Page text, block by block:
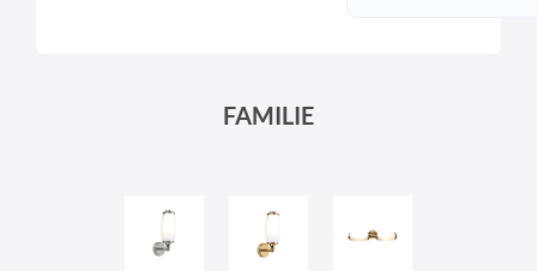
FAMILIE